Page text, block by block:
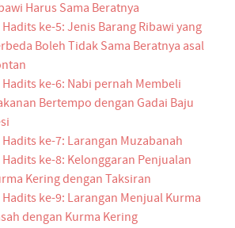
Harus Sama Beratnya
Hadits ke-5: Jenis Barang Ribawi yang
Boleh Tidak Sama Beratnya asal
Hadits ke-6: Nabi pernah Membeli
Bertempo dengan Gadai Baju
Hadits ke-7: Larangan Muzabanah
Hadits ke-8: Kelonggaran Penjualan
Kering dengan Taksiran
Hadits ke-9: Larangan Menjual Kurma
dengan Kurma Kering